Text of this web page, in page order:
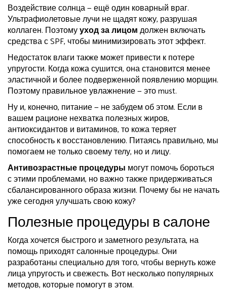
Воздействие солнца — ещё один коварный враг.
Ультрафиолетовые лучи не щадят кожу, разрушая
коллаген. Поэтомууход за лицомдолжен включать
средства с SPF, чтобы минимизировать этот эффект.
Недостаток влаги также может привести к потере
упругости. Когда кожа сушится, она становится менее
эластичной и более подверженной появлению морщин.
Поэтому правильное увлажнение — это must.
Ну и, конечно, питание — не забудем об этом. Если в
вашем рационе нехватка полезных жиров,
антиоксидантов и витаминов, то кожа теряет
способность к восстановлению. Питаясь правильно, мы
помогаем не только своему телу, но и лицу.
Антивозрастные процедуры могут помочь бороться
с этими проблемами, но важно также придерживаться
сбалансированного образа жизни. Почему бы не начать
уже сегодня улучшать свою кожу?
Полезные процедуры в салоне
Когда хочется быстрого и заметного результата, на
помощь приходят салонные процедуры. Они
разработаны специально для того, чтобы вернуть коже
лица упругость и свежесть. Вот несколько популярных
методов, которые помогут в этом.